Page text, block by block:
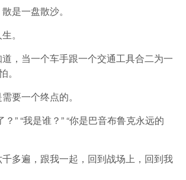
是一盘散沙。
。
，当一个车手跟一个交通工具合二为一
。
要一个终点的。
？” “我是谁？” “你是巴音布鲁克永远的
多遍，跟我一起，回到战场上，回到我